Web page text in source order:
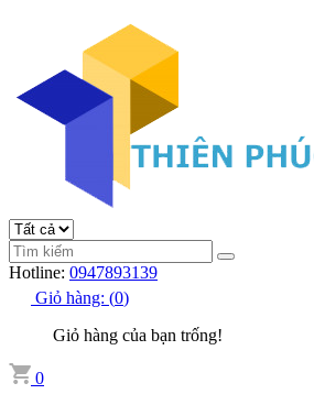
Hotline: 0947893139
Giỏ hàng: (0)
Giỏ hàng của bạn trống!
0